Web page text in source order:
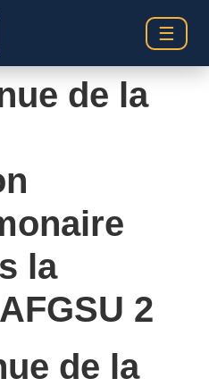
☰
de la
la
2
de la